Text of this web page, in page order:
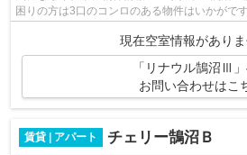
困りの方は3口のコンロのある物件はいかがで
イバーが使えます。角部屋は人通りが少...
現在空室情報がありま
「リナウル鵠沼Ⅲ
お問い合わせはこ
賃貸 | アパート チェリー鵠沼Ｂ